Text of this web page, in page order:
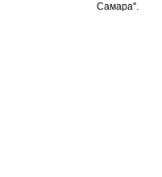
Самара".